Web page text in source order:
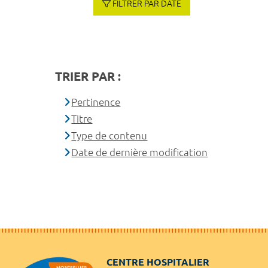
FILTRER PAR DATE
TRIER PAR :
Pertinence
Titre
Type de contenu
Date de dernière modification
CENTRE HOSPITALIER